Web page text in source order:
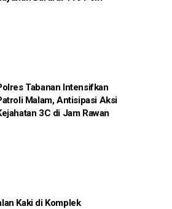
Tabanan Intensifkan
Malam, Antisipasi Aksi
3C di Jam Rawan
Kaki di Komplek